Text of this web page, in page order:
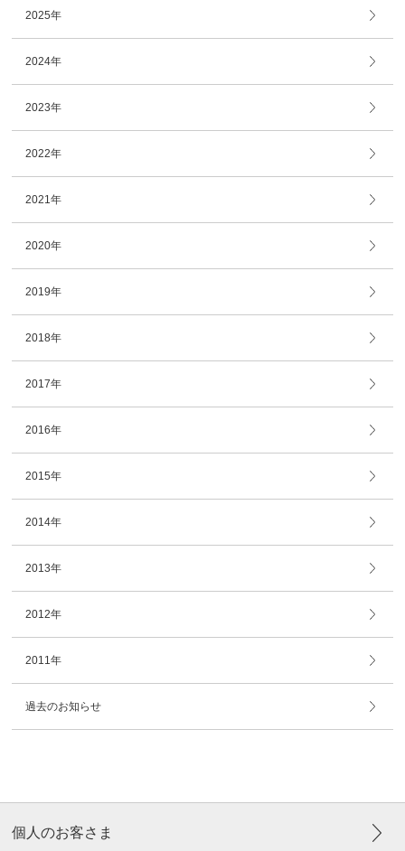
2025年
2024年
2023年
2022年
2021年
2020年
2019年
2018年
2017年
2016年
2015年
2014年
2013年
2012年
2011年
過去のお知らせ
個人のお客さま